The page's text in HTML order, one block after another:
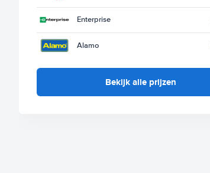
Enterprise
Alamo
Bekijk alle prijzen